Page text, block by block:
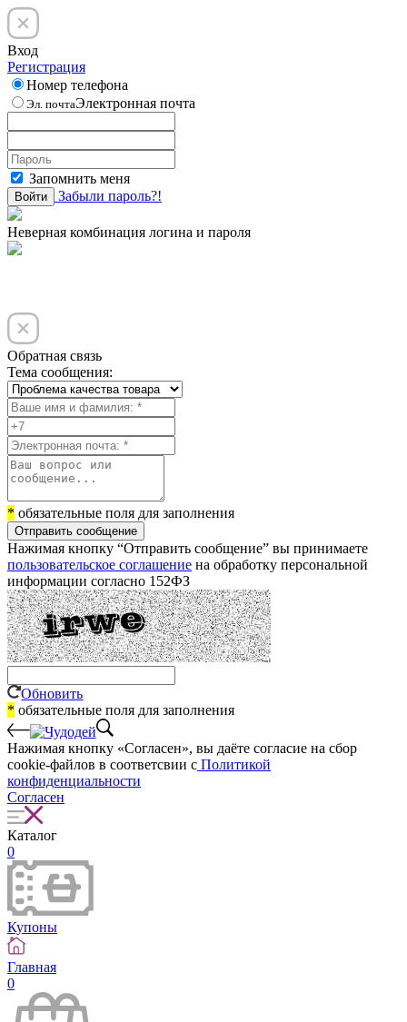
Вход
Регистрация
Номер телефона
Эл. почтаЭлектронная почта
Запомнить меня
Войти Забыли пароль?!
Неверная комбинация логина и пароля
Обратная связь
Тема сообщения:
* обязательные поля для заполнения
Отправить сообщение
Нажимая кнопку “Отправить сообщение” вы принимаете
пользовательское соглашение на обработку персональной
информации согласно 152ФЗ
Обновить
* обязательные поля для заполнения
Нажимая кнопку «Согласен», вы даёте cогласие на сбор
cookie-файлов в соответсвии с Политикой
конфиденциальности
Согласен
Каталог
0
Купоны
Главная
0